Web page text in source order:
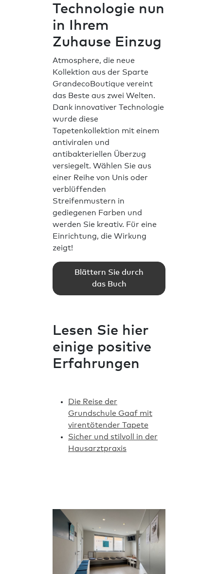
Technologie nun
in Ihrem
Zuhause Einzug
Atmosphere, die neue
Kollektion aus der Sparte
GrandecoBoutique vereint
das Beste aus zwei Welten.
Dank innovativer Technologie
wurde diese
Tapetenkollektion mit einem
antiviralen und
antibakteriellen Überzug
versiegelt. Wählen Sie aus
einer Reihe von Unis oder
verblüffenden
Streifenmustern in
gediegenen Farben und
werden Sie kreativ. Für eine
Einrichtung, die Wirkung
zeigt!
Blättern Sie durch
das Buch
Lesen Sie hier
einige positive
Erfahrungen
Die Reise der
Grundschule Gaaf mit
virentötender Tapete
Sicher und stilvoll in der
Hausarztpraxis